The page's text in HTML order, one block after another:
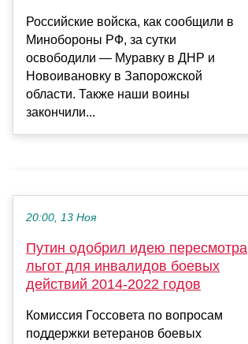
Российские войска, как сообщили в
Минобороны РФ, за сутки
освободили — Муравку в ДНР и
Новоивановку в Запорожской
области. Также наши воины
закончили...
20:00, 13 Ноя
Путин одобрил идею пересмотра
льгот для инвалидов боевых
действий 2014-2022 годов
Комиссия Госсовета по вопросам
поддержки ветеранов боевых